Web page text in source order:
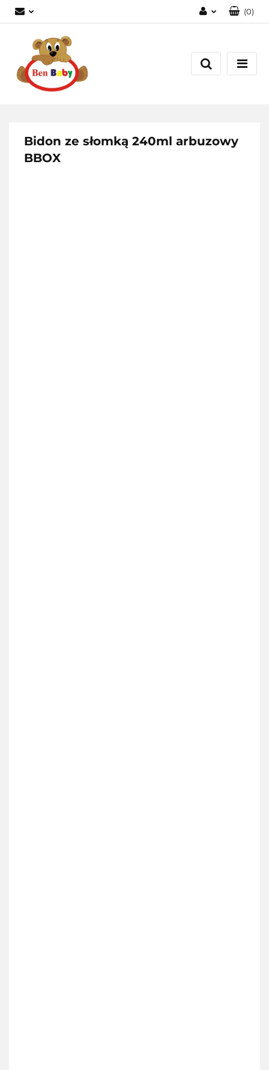
Zarejestruj się
Dodaj zgłoszenie
(0)
Bidon ze słomką 240ml arbuzowy
BBOX